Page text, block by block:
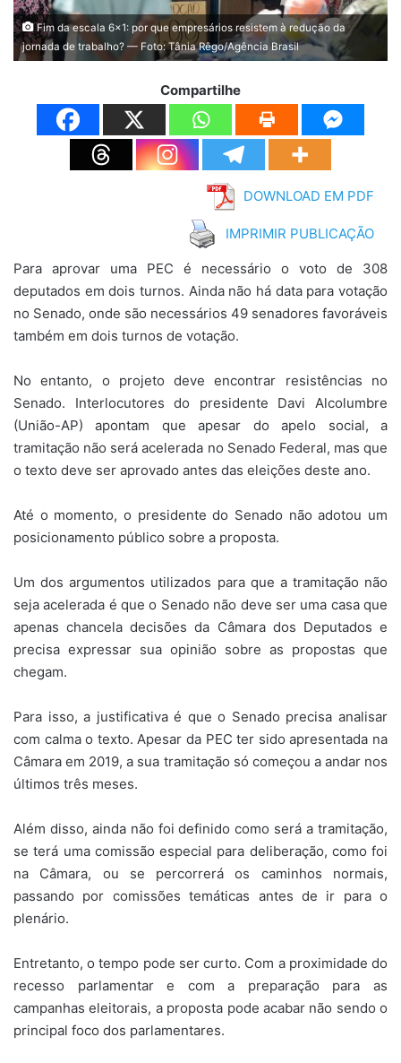
Fim da escala 6x1: por que empresários resistem à redução da
jornada de trabalho? — Foto: Tânia Rêgo/Agência Brasil
Compartilhe
DOWNLOAD EM PDF
IMPRIMIR PUBLICAÇÃO
Para aprovar uma PEC é necessário o voto de 308
deputados em dois turnos. Ainda não há data para votação
no Senado, onde são necessários 49 senadores favoráveis
também em dois turnos de votação.
No entanto, o projeto deve encontrar resistências no
Senado. Interlocutores do presidente Davi Alcolumbre
(União-AP) apontam que apesar do apelo social, a
tramitação não será acelerada no Senado Federal, mas que
o texto deve ser aprovado antes das eleições deste ano.
Até o momento, o presidente do Senado não adotou um
posicionamento público sobre a proposta.
Um dos argumentos utilizados para que a tramitação não
seja acelerada é que o Senado não deve ser uma casa que
apenas chancela decisões da Câmara dos Deputados e
precisa expressar sua opinião sobre as propostas que
chegam.
Para isso, a justificativa é que o Senado precisa analisar
com calma o texto. Apesar da PEC ter sido apresentada na
Câmara em 2019, a sua tramitação só começou a andar nos
últimos três meses.
Além disso, ainda não foi definido como será a tramitação,
se terá uma comissão especial para deliberação, como foi
na Câmara, ou se percorrerá os caminhos normais,
passando por comissões temáticas antes de ir para o
plenário.
Entretanto, o tempo pode ser curto. Com a proximidade do
recesso parlamentar e com a preparação para as
campanhas eleitorais, a proposta pode acabar não sendo o
principal foco dos parlamentares.